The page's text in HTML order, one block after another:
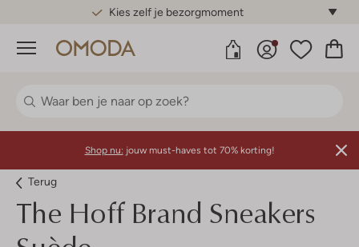
Gratis standaard verzending*
Menu
Shop nu: jouw must-haves tot 70% korting!
Terug
The Hoff Brand Sneakers